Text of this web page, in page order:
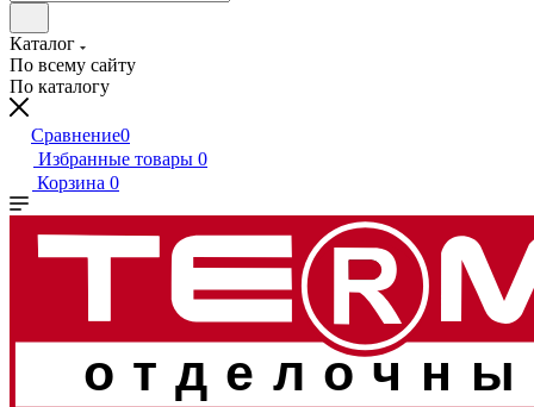
Каталог
По всему сайту
По каталогу
Сравнение0
Избранные товары 0
Корзина 0